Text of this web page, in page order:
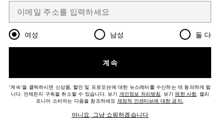
Change Country Regions
개선에 도움을 주세요!
고객센터
여성 남성 둘 다
계속
'계속'을 클릭하시면 신상품, 할인 및 프로모션에 대한 뉴스레터를 수신하는 데 동의하게 됩
니다. 언제든지 구독을 취소할 수 있습니다. 보기 개인정보 처리방침. 보기제한 사항. 캘리
포니아 소비자는 다음을 참조하세요 재정적 인센티브에 대한 공지..
아니요, 그냥 쇼핑하겠습니다